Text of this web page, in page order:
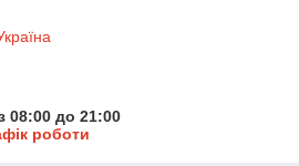
і зарядок
ваших цифрових помічників
08:00 до 21:00
роботи